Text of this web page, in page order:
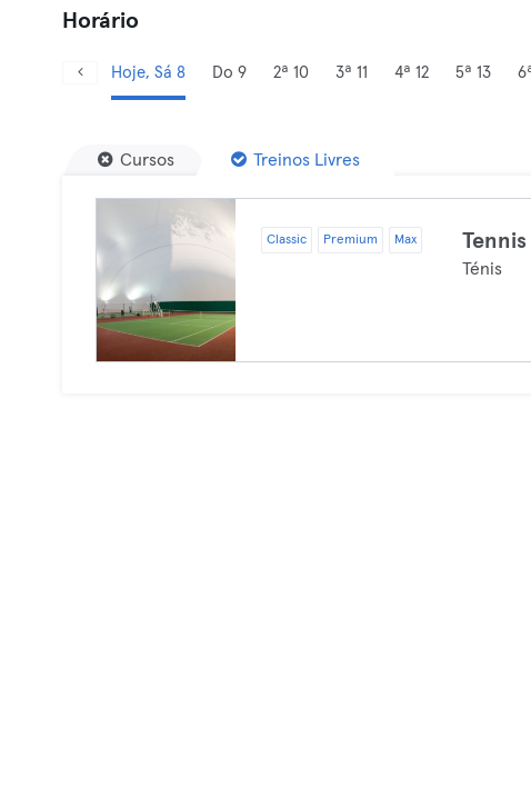
Horário
Hoje, Sá 8 Do 9 2ª 10 3ª 11 4ª 12 5ª 13
Cursos Treinos Livres
Classic Premium Max Tennis
Ténis